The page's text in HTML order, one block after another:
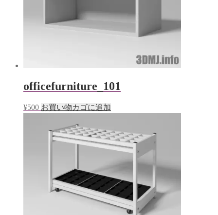
officefurniture_101
¥500 お買い物カゴに追加